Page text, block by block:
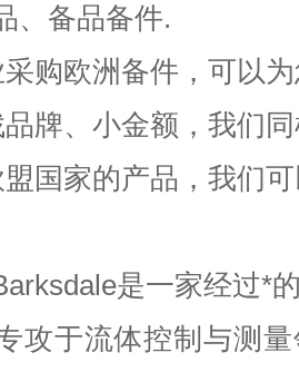
、备品备件.
购欧洲备件，可以
牌、小金额，我们
国家的产品，我们
是一家经过*
攻于流体控制与测